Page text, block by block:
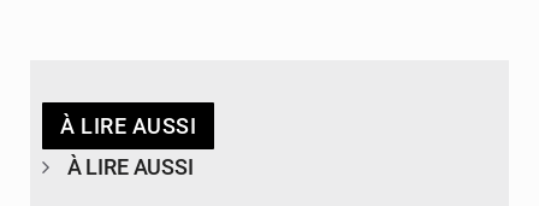
À LIRE AUSSI
À LIRE AUSSI